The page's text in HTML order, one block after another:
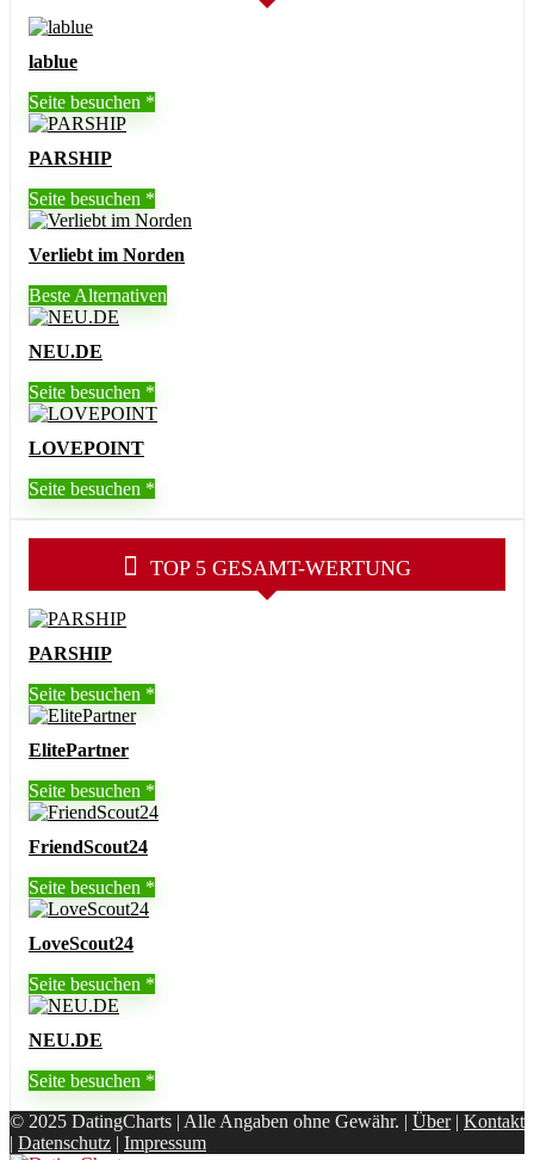
lablue
Seite besuchen
PARSHIP
Seite besuchen
Verliebt im Norden
Beste Alternativen
NEU.DE
Seite besuchen
LOVEPOINT
Seite besuchen
TOP 5 GESAMT-WERTUNG
PARSHIP
Seite besuchen
ElitePartner
Seite besuchen
FriendScout24
Seite besuchen
LoveScout24
Seite besuchen
NEU.DE
Seite besuchen
© 2025 DatingCharts | Alle Angaben ohne Gewähr. | Über| Kontakt
| Datenschutz | Impressum